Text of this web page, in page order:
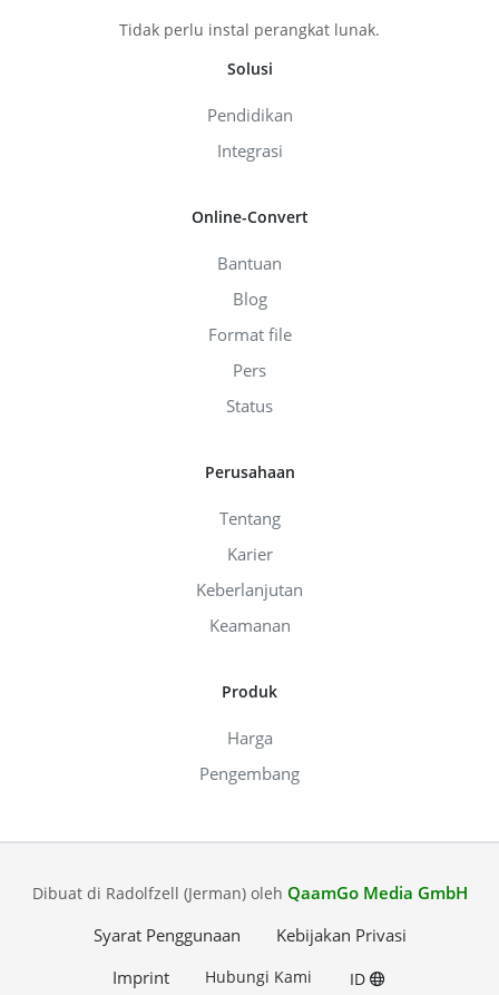
Tidak perlu instal perangkat lunak.
Solusi
Pendidikan
Integrasi
Online-Convert
Bantuan
Blog
Format file
Pers
Status
Perusahaan
Tentang
Karier
Keberlanjutan
Keamanan
Produk
Harga
Pengembang
Dibuat di Radolfzell (Jerman) oleh QaamGo Media GmbH
Syarat Penggunaan
Kebijakan Privasi
Imprint
Hubungi Kami ID